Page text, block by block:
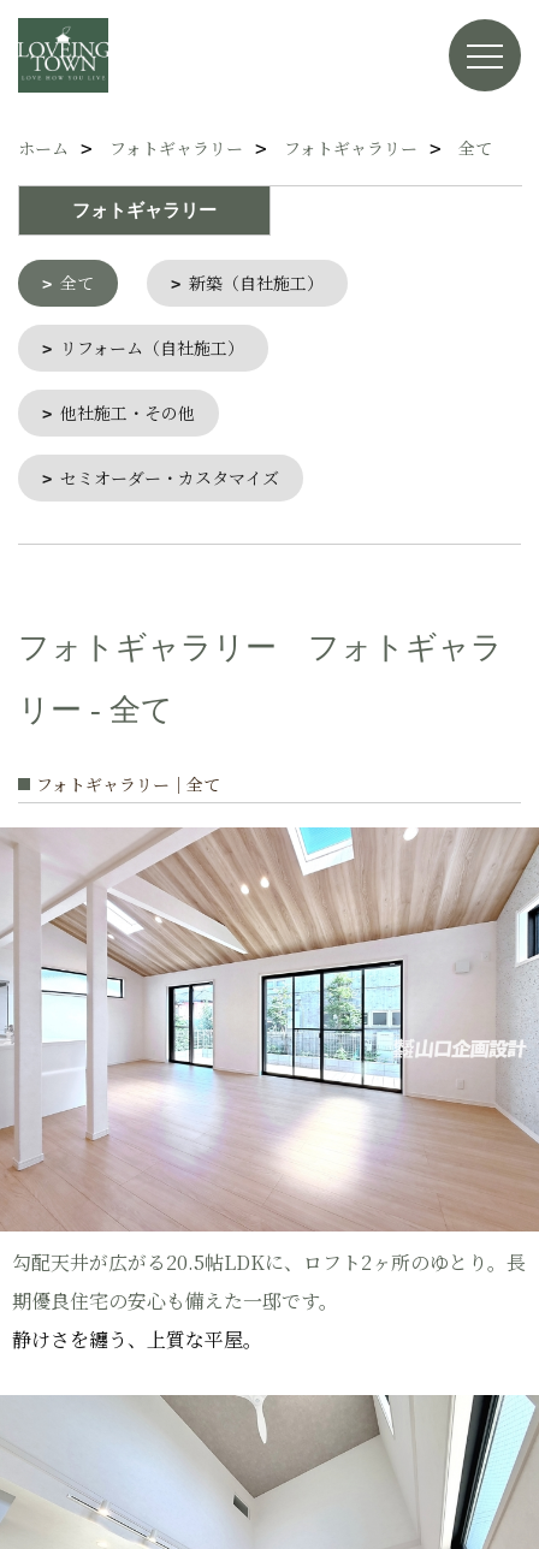
ホーム フォトギャラリー フォトギャラリー 全て
フォトギャラリー
全て 新築（自社施工）
リフォーム（自社施工）
他社施工・その他
セミオーダー・カスタマイズ
フォトギャラリー フォトギャラ
リー - 全て
フォトギャラリー｜全て
勾配天井が広がる20.5帖LDKに、ロフト2ヶ所のゆとり。長
期優良住宅の安心も備えた一邸です。
静けさを纏う、上質な平屋。